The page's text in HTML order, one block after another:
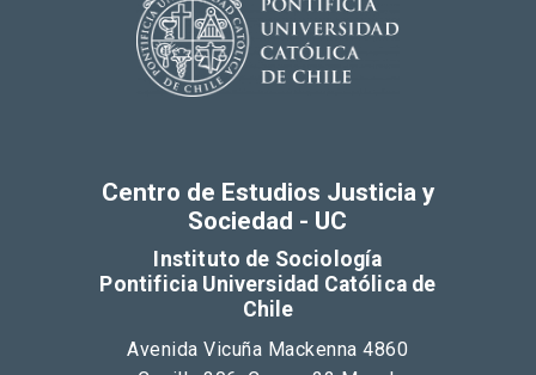
Centro de Estudios Justicia y
Sociedad - UC
Instituto de Sociología
Pontificia Universidad Católica de
Chile
Avenida Vicuña Mackenna 4860